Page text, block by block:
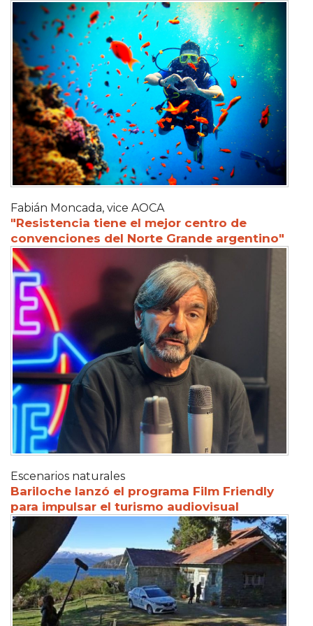
Fabián Moncada, vice AOCA
"Resistencia tiene el mejor centro de
convenciones del Norte Grande argentino"
Escenarios naturales
Bariloche lanzó el programa Film Friendly
para impulsar el turismo audiovisual